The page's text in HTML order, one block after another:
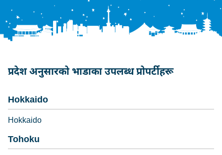
प्रदेश अनुसारको भाडाका उपलब्ध प्रोपर्टीहरू
Hokkaido
Hokkaido
Tohoku